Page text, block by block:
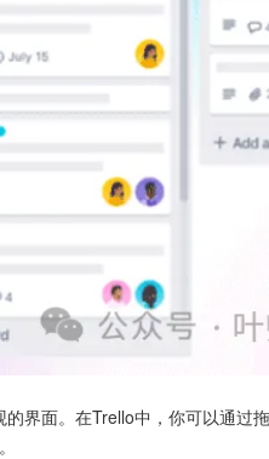
界面。在Trello中，你可以通过